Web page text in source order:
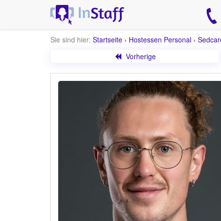
Sie sind hier: Startseite › Hostessen Personal ›
Vorherige